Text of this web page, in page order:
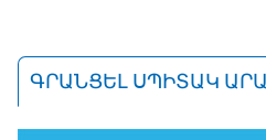
ԳՐԱՆՑԵԼ ՍՊԻՏԱԿ